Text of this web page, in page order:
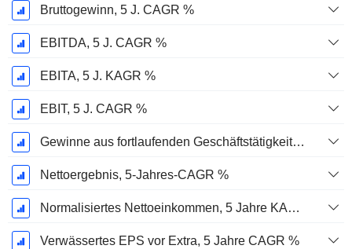
Bruttogewinn, 5 J. CAGR %
EBITDA, 5 J. CAGR %
EBITA, 5 J. KAGR %
EBIT, 5 J. CAGR %
Gewinne aus fortlaufenden Geschäftstätigkeiten, 5-Jahres-CAGR %
Nettoergebnis, 5-Jahres-CAGR %
Normalisiertes Nettoeinkommen, 5 Jahre KAGR %
Verwässertes EPS vor Extra, 5 Jahre CAGR %